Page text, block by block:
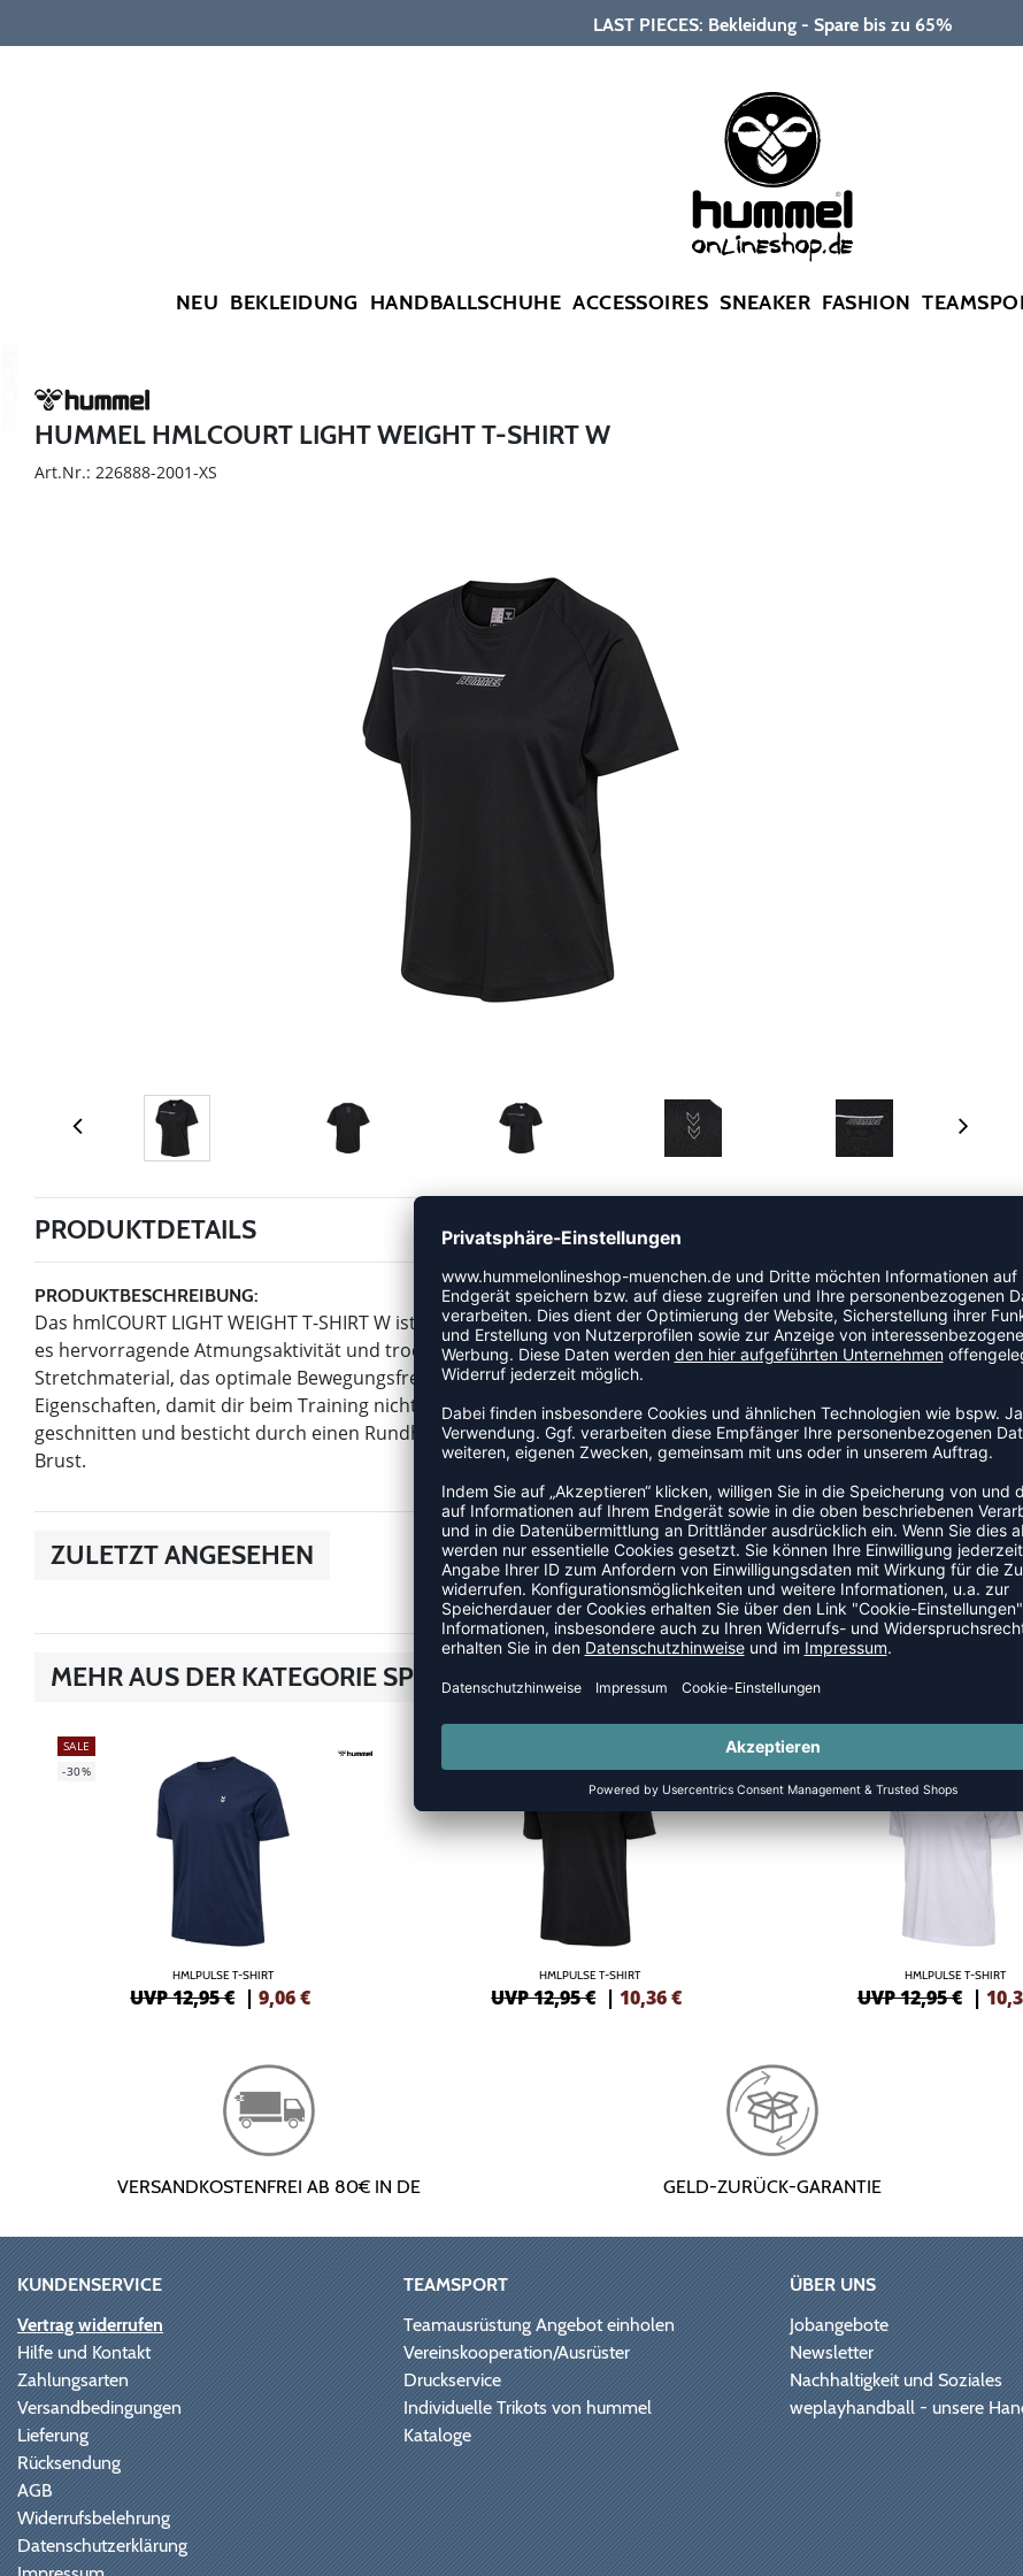
LAST PIECES: Bekleidung - Spare bis zu 65%
NEU BEKLEIDUNG HANDBALLSCHUHE ACCESSOIRES SNEAKER FASHION
HUMMEL HMLCOURT LIGHT WEIGHT T-SHIRT W
Art.Nr.: 226888-2001-XS
PRODUKTDETAILS
PRODUKTBESCHREIBUNG:
Das hmlCOURT LIGHT WEIGHT T-SHIRT W ist für jede Aktivität gerüstet. Dank der BEECOOL® Technologie bietet
es hervorragende Atmungsaktivität und trocknet schnell. Es ist leicht und verfügt über integriertes
Stretchmaterial, das optimale Bewegungsfreiheit garantiert. Darüber hinaus hat es feuchtigkeitsregulierende
Eigenschaften, damit dir beim Training nicht zu warm wird. Dieses klassische T-Shirt ist in normaler Passform
geschnitten und besticht durch einen Rundhalsausschnitt, kurze Ärmel sowie ein Branding von hummel auf der
Brust.
ZULETZT ANGESEHEN
MEHR AUS DER KATEGORIE SPORT STYLE
SALE
-30%
HMLPULSE T-SHIRT
UVP 12,95 € |9,06€
-20%
HMLPULSE T-SHIRT
UVP 12,95 € |10,36€
NEW
-20%
HMLPULSE T-SHIRT
UVP 12,95 € |
VERSANDKOSTENFREI AB 80€ IN DE GELD-ZURÜCK-GARANTIE
KUNDENSERVICE
Vertrag widerrufen
Hilfe und Kontakt
Zahlungsarten
Versandbedingungen
Lieferung
Rücksendung
AGB
Widerrufsbelehrung
Datenschutzerklärung
TEAMSPORT
Teamausrüstung Angebot einholen
Vereinskooperation/Ausrüster
Druckservice
Individuelle Trikots von hummel
Kataloge
ÜBER UNS
Jobangebote
Newsletter
Nachhaltigkeit und Soziales
weplayhandball - unsere